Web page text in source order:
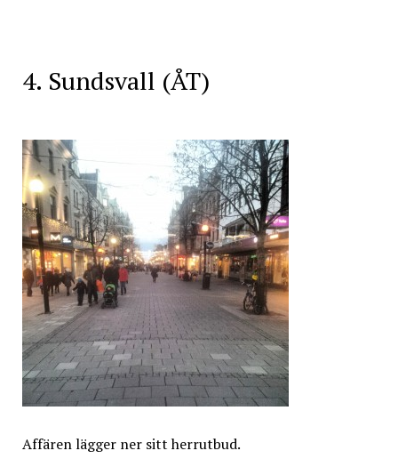
4. Sundsvall (ÅT)
Affären lägger ner sitt herrutbud.